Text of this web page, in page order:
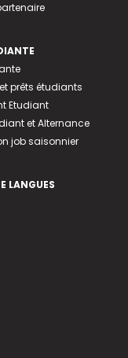
prêts étudiants
Etudiant
et Alternance
job saisonnier
LANGUES